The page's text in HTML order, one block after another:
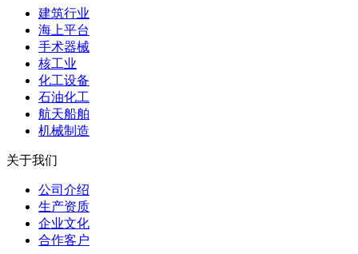
建筑行业
海上平台
手术器械
核工业
化工设备
石油化工
航天船舶
机械制造
关于我们
公司介绍
生产资质
企业文化
合作客户